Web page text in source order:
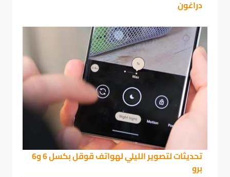
دراغون
تحديثات لتصوير الليلي لهواتف قوقل بكسل 6 و6
برو